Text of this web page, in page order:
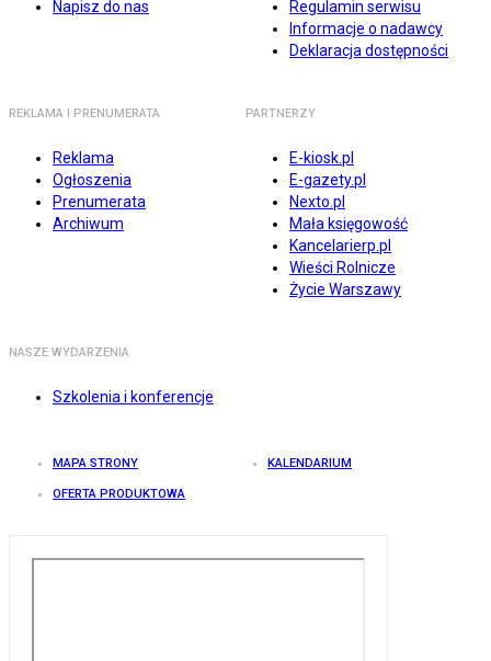
Napisz do nas
Regulamin serwisu
Informacje o nadawcy
Deklaracja dostępności
REKLAMA I PRENUMERATA
Reklama
Ogłoszenia
Prenumerata
Archiwum
PARTNERZY
E-kiosk.pl
E-gazety.pl
Nexto.pl
Mała księgowość
Kancelarierp.pl
Wieści Rolnicze
Życie Warszawy
NASZE WYDARZENIA
Szkolenia i konferencje
MAPA STRONY KALENDARIUM
OFERTA PRODUKTOWA